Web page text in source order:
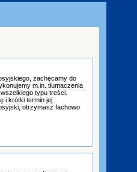
zachęcamy do
m.in. tłumaczenia
typu treści.
i krótki termin jej
otrzymasz fachowo